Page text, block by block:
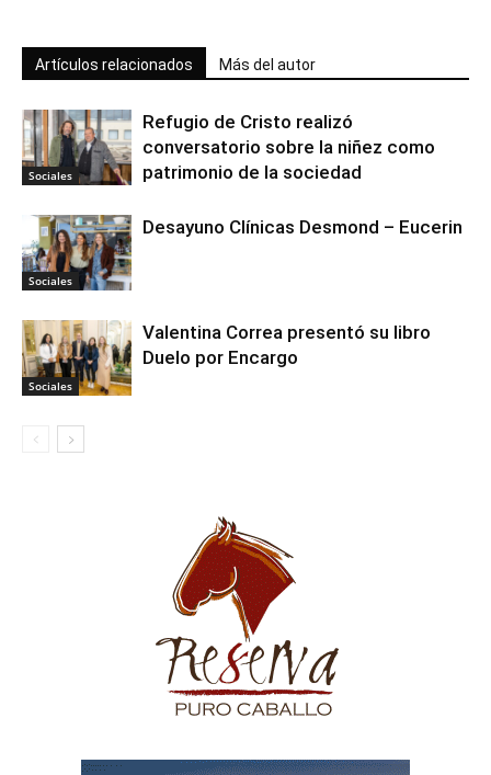
Artículos relacionados Más del autor
Sociales
Refugio de Cristo realizó
conversatorio sobre la niñez como
patrimonio de la sociedad
Sociales
Desayuno Clínicas Desmond – Eucerin
Sociales
Valentina Correa presentó su libro
Duelo por Encargo